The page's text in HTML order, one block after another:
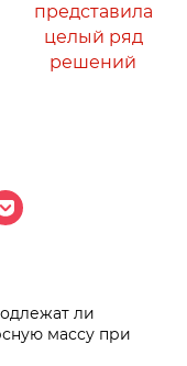
представила
целый ряд
решений
ли
массу при